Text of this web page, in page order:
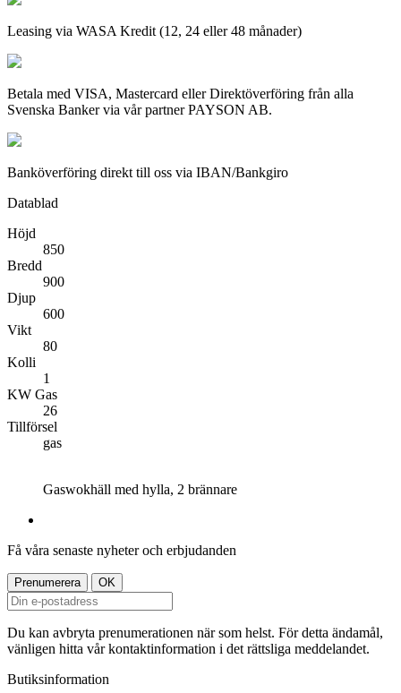
Leasing via WASA Kredit (12, 24 eller 48 månader)
Betala med VISA, Mastercard eller Direktöverföring från alla
Svenska Banker via vår partner PAYSON AB.
Banköverföring direkt till oss via IBAN/Bankgiro
Datablad
Höjd
850
Bredd
900
Djup
600
Vikt
80
Kolli
1
KW Gas
26
Tillförsel
gas
Gaswokhäll med hylla, 2 brännare
Få våra senaste nyheter och erbjudanden
Du kan avbryta prenumerationen när som helst. För detta ändamål,
vänligen hitta vår kontaktinformation i det rättsliga meddelandet.
Butiksinformation